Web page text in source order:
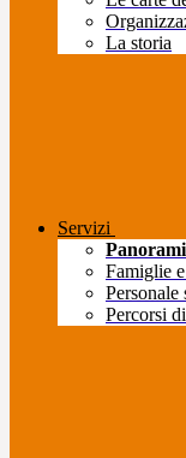
La storia
Servizi
Famiglie
Personale
Percorsi